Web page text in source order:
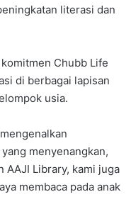
literasi dan
Chubb Life
di berbagai ‎lapisan
usia.
menyenangkan,
AAJI Library, ‎kami juga
membaca pada anak